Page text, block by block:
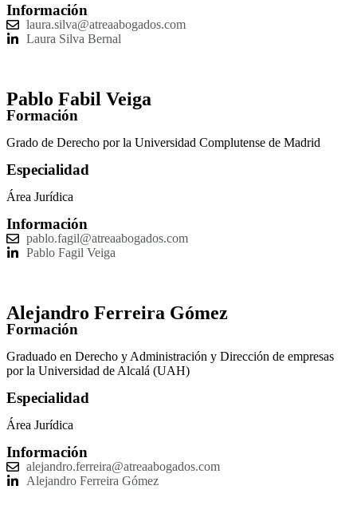
Información
laura.silva@atreaabogados.com
Laura Silva Bernal
Pablo Fabil Veiga
Formación
Grado de Derecho por la Universidad Complutense de Madrid
Especialidad
Área Jurídica
Información
pablo.fagil@atreaabogados.com
Pablo Fagil Veiga
Alejandro Ferreira Gómez
Formación
Graduado en Derecho y Administración y Dirección de empresas
por la Universidad de Alcalá (UAH)
Especialidad
Área Jurídica
Información
alejandro.ferreira@atreaabogados.com
Alejandro Ferreira Gómez